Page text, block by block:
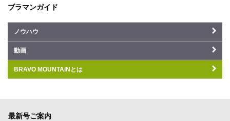
ブラマンガイド
ノウハウ
動画
BRAVO MOUNTAINとは
最新号ご案内